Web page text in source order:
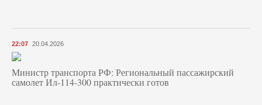
22:07 20.04.2026
Министр транспорта РФ: Региональный пассажирский
самолет Ил-114-300 практически готов